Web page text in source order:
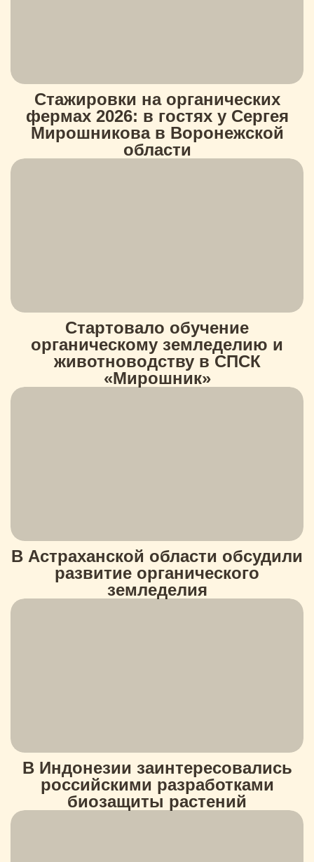
Стажировки на органических
фермах 2026: в гостях у Сергея
Мирошникова в Воронежской
области
Стартовало обучение
органическому земледелию и
животноводству в СПСК
«Мирошник»
В Астраханской области обсудили
развитие органического
земледелия
В Индонезии заинтересовались
российскими разработками
биозащиты растений